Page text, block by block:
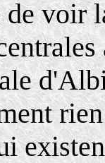
voir